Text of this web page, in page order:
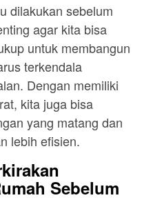
dilakukan sebelum
agar kita bisa
untuk membangun
terkendala
Dengan memiliki
kita juga bisa
yang matang dan
lebih efisien.
Sebelum